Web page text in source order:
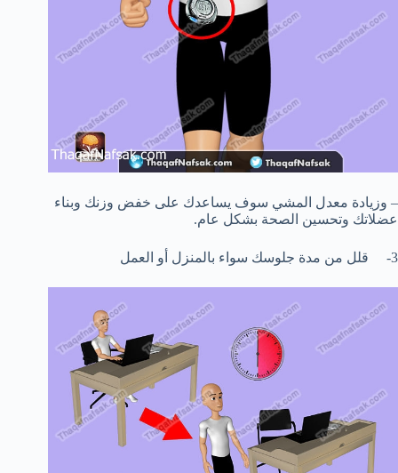
– وزيادة معدل المشي سوف يساعدك على خفض وزنك وبناء
عضلاتك وتحسين الصحة بشكل عام.
3- قلل من مدة جلوسك سواء بالمنزل أو العمل